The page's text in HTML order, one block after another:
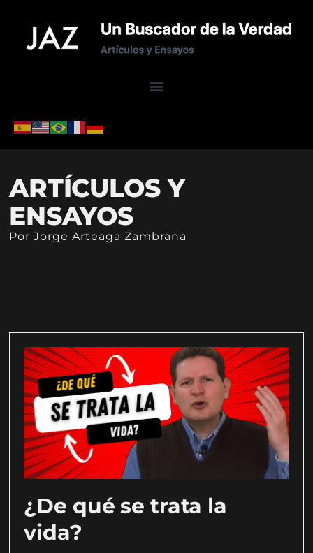
ARTÍCULOS Y
ENSAYOS
Por Jorge Arteaga Zambrana
¿De qué se trata la
vida?